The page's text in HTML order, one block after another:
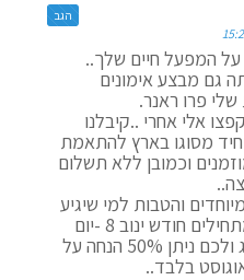
המפעל חיים שלך..
גם מבצע אימונים
פרו ראנר.
אלי אחרי ..קיבלנו
מסוגו בארץ להתאמת
וכמובן ללא תשלום
והטבות למי שיגיע
מהקבוצה .._(מתחילים חודש ינוב 8 -יום
הולדת 4 למותג ולכם ניתן 50% הנחה על
בלבד..
הגב